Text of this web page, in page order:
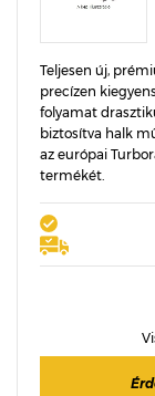
Teljesen új,
precízen
folyamat
biztosítva halk
az európai
termékét.